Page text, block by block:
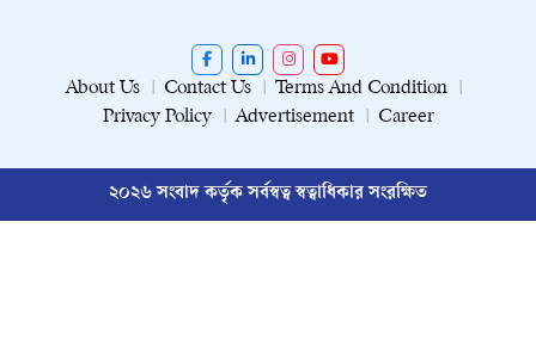
About Us Contact Us
Terms And Condition
Privacy Policy
Advertisement Career
২০২৬ সংবাদ কর্তৃক সর্বস্বত্ব স্বত্বাধিকার সংরক্ষিত